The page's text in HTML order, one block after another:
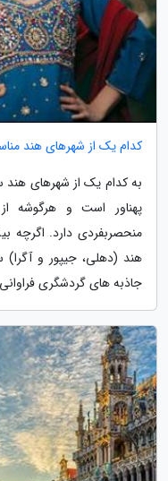
کدام یک از شهرهای هند
به کدام یک از شهرهای هند
پهناور است و
منحصربفردی دارد. اگرچه
هند (دهلی، جیپور و آگرا)
جاذبه های گردشگری